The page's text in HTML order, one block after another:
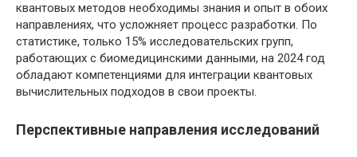
квантовых методов необходимы знания и опыт в обоих
направлениях, что усложняет процесс разработки. По
статистике, только 15% исследовательских групп,
работающих с биомедицинскими данными, на 2024 год
обладают компетенциями для интеграции квантовых
вычислительных подходов в свои проекты.
Перспективные направления исследований